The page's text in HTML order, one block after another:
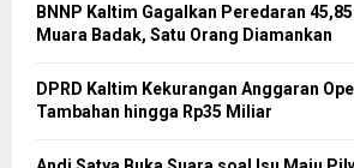
BNNP Kaltim Gagalkan Peredaran
Muara Badak, Satu Orang Diamankan
DPRD Kaltim Kekurangan Anggaran
Tambahan hingga Rp35 Miliar